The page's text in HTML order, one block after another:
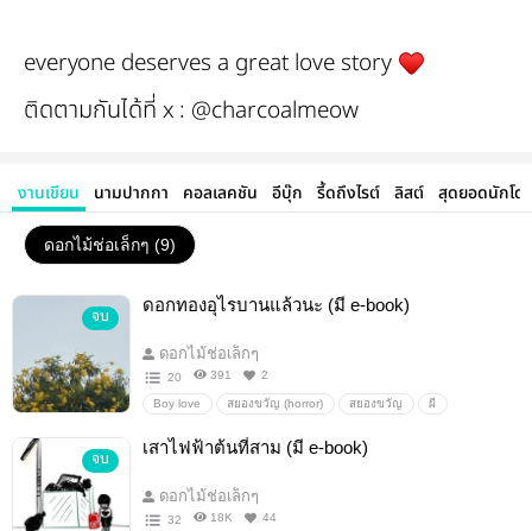
everyone deserves a great love story
ติดตามกันได้ที่ x : @charcoalmeow
งานเขียน นามปากกา คอลเลคชัน อีบุ๊ก รี้ดถึงไรต์ ลิสต์ สุดยอดนักโด
ดอกไม้ช่อเล็กๆ (9)
จบ
ดอกทองอุไรบานแล้วนะ (มี e-book)
ดอกไม้ช่อเล็กๆ
20 391 2
Boy love สยองขวัญ (horror) สยองขวัญ ผี
จบ
เสาไฟฟ้าต้นที่สาม (มี e-book)
ดอกไม้ช่อเล็กๆ
32 18K 44